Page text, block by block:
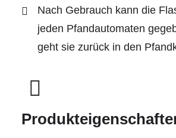
Nach Gebrauch kann die
jeden Pfandautomaten
geht sie zurück in den